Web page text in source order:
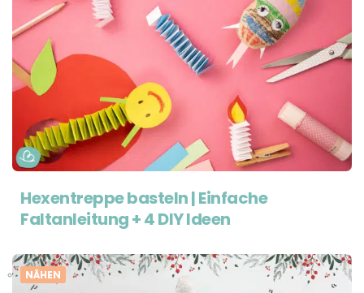
Hexentreppe basteln | Einfache
Faltanleitung + 4 DIY Ideen
NÄHEN